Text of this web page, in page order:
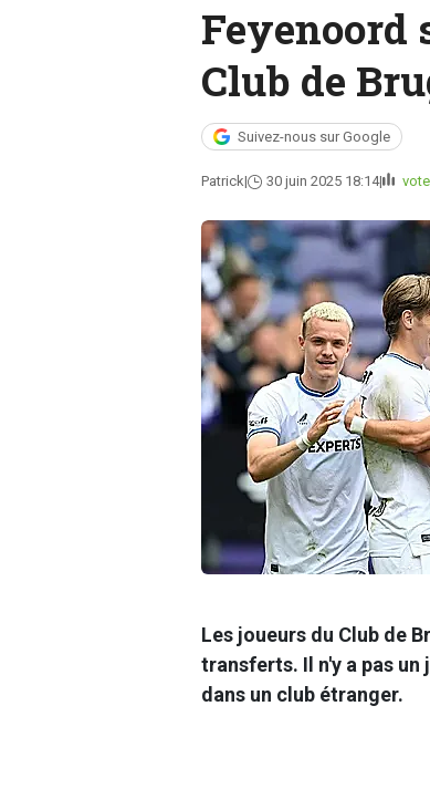
Feyenoord
Club de
Suivez-nous sur Google
Patrick 30 juin 2025 18:14
Les joueurs du Club de
transferts. Il n'y a pas un
dans un club étranger.